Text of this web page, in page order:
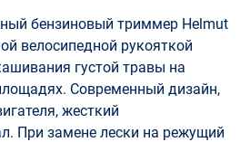
бензиновый триммер Helmut
велосипедной рукояткой
густой травы на
Современный дизайн,
жесткий
При замене лески на режущий